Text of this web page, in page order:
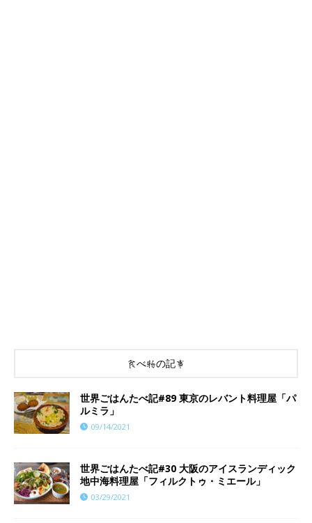
食べ物の記事
世界ごはんたべ記#89 東京のレバント料理屋「パ
ルミラ」
09/14/2021
世界ごはんたべ記#30 大阪のアイスランディック
地中海料理屋「フィルクトゥ・ミエール」
03/29/2021